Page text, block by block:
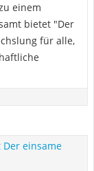
einem
bietet "Der
für alle,
Der einsame